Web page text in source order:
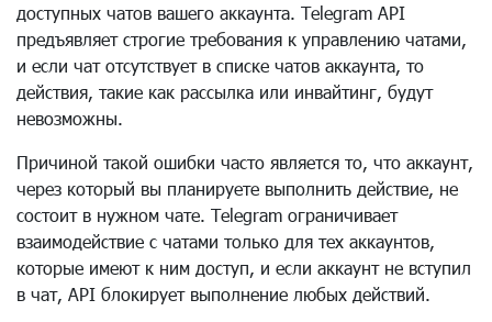
доступных чатов вашего аккаунта. Telegram API
предъявляет строгие требования к управлению чатами,
и если чат отсутствует в списке чатов аккаунта, то
действия, такие как рассылка или инвайтинг, будут
невозможны.
Причиной такой ошибки часто является то, что аккаунт,
через который вы планируете выполнить действие, не
состоит в нужном чате. Telegram ограничивает
взаимодействие с чатами только для тех аккаунтов,
которые имеют к ним доступ, и если аккаунт не вступил
в чат, API блокирует выполнение любых действий.